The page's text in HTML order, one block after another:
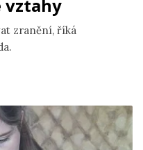
vztahy
zranění, říká